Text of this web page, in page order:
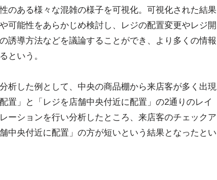
のある様々な混雑の様子を可視化。可視化された結果
可能性をあらかじめ検討し、レジの配置変更やレジ開
誘導方法などを議論することができ、より多くの情報
という。
析した例として、中央の商品棚から来店客が多く出現
置」と「レジを店舗中央付近に配置」の2通りのレイ
ーションを行い分析したところ、来店客のチェックア
中央付近に配置」の方が短いという結果となったとい